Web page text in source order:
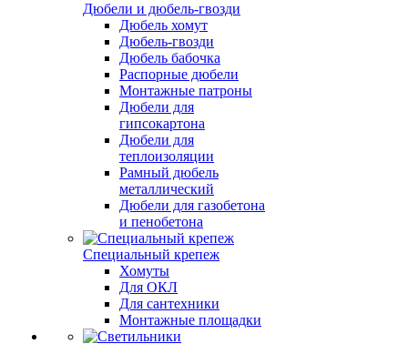
Дюбели и дюбель-гвозди
Дюбель хомут
Дюбель-гвозди
Дюбель бабочка
Распорные дюбели
Монтажные патроны
Дюбели для
гипсокартона
Дюбели для
теплоизоляции
Рамный дюбель
металлический
Дюбели для газобетона
и пенобетона
Специальный крепеж
Хомуты
Для ОКЛ
Для сантехники
Монтажные площадки